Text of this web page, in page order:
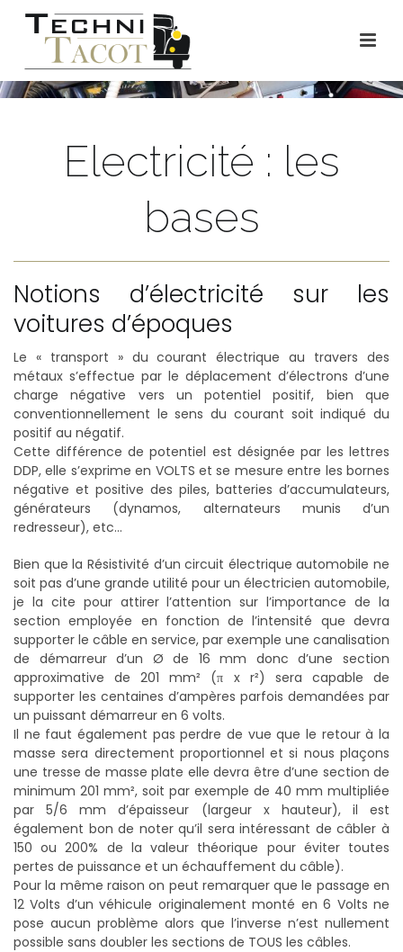
Electricité : les
bases
Notions d’électricité sur les
voitures d’époques
Le « transport » du courant électrique au travers des
métaux s’effectue par le déplacement d’électrons d’une
charge négative vers un potentiel positif, bien que
conventionnellement le sens du courant soit indiqué du
positif au négatif.
Cette différence de potentiel est désignée par les lettres
DDP, elle s’exprime en VOLTS et se mesure entre les bornes
négative et positive des piles, batteries d’accumulateurs,
générateurs (dynamos, alternateurs munis d’un
redresseur), etc…
Bien que la Résistivité d’un circuit électrique automobile ne
soit pas d’une grande utilité pour un électricien automobile,
je la cite pour attirer l’attention sur l’importance de la
section employée en fonction de l’intensité que devra
supporter le câble en service, par exemple une canalisation
de démarreur d’un Ø de 16 mm donc d’une section
approximative de 201 mm² (π x r²) sera capable de
supporter les centaines d’ampères parfois demandées par
un puissant démarreur en 6 volts.
Il ne faut également pas perdre de vue que le retour à la
masse sera directement proportionnel et si nous plaçons
une tresse de masse plate elle devra être d’une section de
minimum 201 mm², soit par exemple de 40 mm multipliée
par 5/6 mm d’épaisseur (largeur x hauteur), il est
également bon de noter qu’il sera intéressant de câbler à
150 ou 200% de la valeur théorique pour éviter toutes
pertes de puissance et un échauffement du câble).
Pour la même raison on peut remarquer que le passage en
12 Volts d’un véhicule originalement monté en 6 Volts ne
pose aucun problème alors que l’inverse n’est nullement
possible sans doubler les sections de TOUS les câbles.